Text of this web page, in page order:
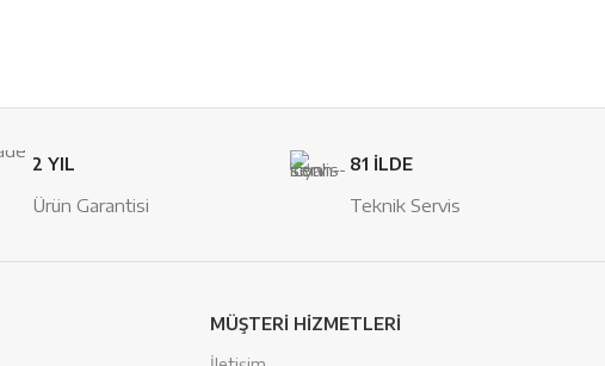
2 YIL
Ürün Garantisi
81 İLDE
Teknik Servis
MÜŞTERİ HİZMETLERİ